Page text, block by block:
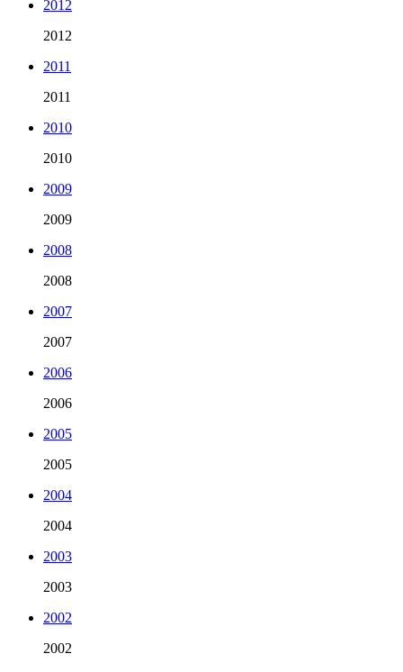
2012
2012
2011
2011
2010
2010
2009
2009
2008
2008
2007
2007
2006
2006
2005
2005
2004
2004
2003
2003
2002
2002